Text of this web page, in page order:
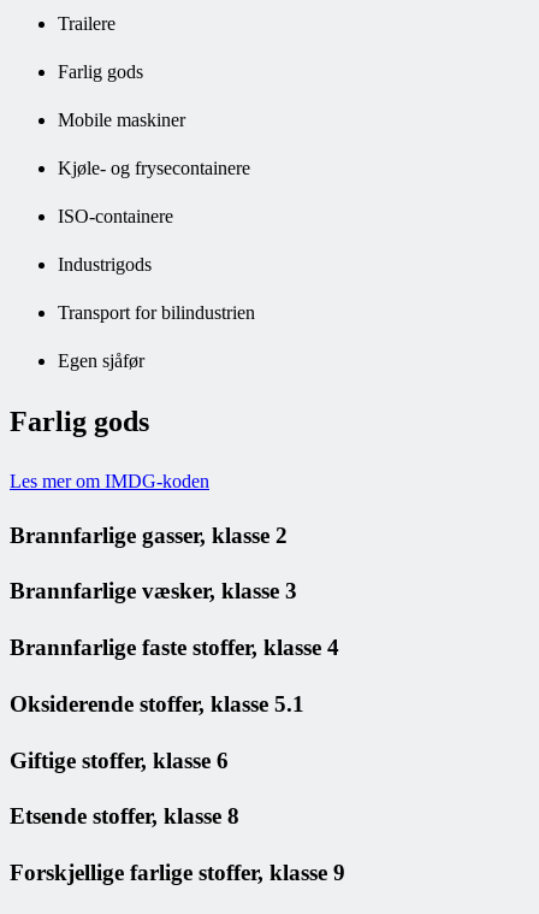
Trailere
Farlig gods
Mobile maskiner
Kjøle- og frysecontainere
ISO-containere
Industrigods
Transport for bilindustrien
Egen sjåfør
Farlig gods
Les mer om IMDG-koden
Brannfarlige gasser, klasse 2
Brannfarlige væsker, klasse 3
Brannfarlige faste stoffer, klasse 4
Oksiderende stoffer, klasse 5.1
Giftige stoffer, klasse 6
Etsende stoffer, klasse 8
Forskjellige farlige stoffer, klasse 9